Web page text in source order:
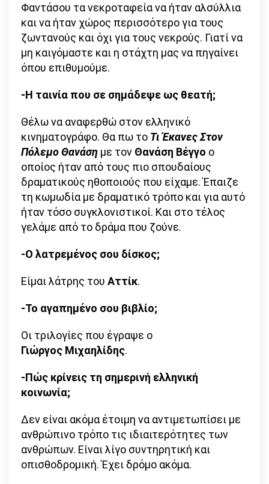
Φαντάσου τα νεκροταφεία να ήταν αλσύλλια
και να ήταν χώρος περισσότερο για τους
ζωντανούς και όχι για τους νεκρούς. Γιατί να
μη καιγόμαστε και η στάχτη μας να πηγαίνει
όπου επιθυμούμε.
-Η ταινία που σε σημάδεψε ως θεατή;
Θέλω να αναφερθώ στον ελληνικό
κινηματογράφο. Θα πω το Τι Έκανες Στον
Πόλεμο Θανάση με τον Θανάση Βέγγο ο
οποίος ήταν από τους πιο σπουδαίους
δραματικούς ηθοποιούς που είχαμε. Έπαιζε
τη κωμωδία με δραματικό τρόπο και για αυτό
ήταν τόσο συγκλονιστικοί. Και στο τέλος
γελάμε από το δράμα που ζούνε.
-Ο λατρεμένος σου δίσκος;
Είμαι λάτρης του Αττίκ.
-Το αγαπημένο σου βιβλίο;
Οι τριλογίες που έγραψε ο
Γιώργος Μιχαηλίδης.
-Πώς κρίνεις τη σημερινή ελληνική
κοινωνία;
Δεν είναι ακόμα έτοιμη να αντιμετωπίσει με
ανθρώπινο τρόπο τις ιδιαιτερότητες των
ανθρώπων. Είναι λίγο συντηρητική και
οπισθοδρομική. Έχει δρόμο ακόμα.